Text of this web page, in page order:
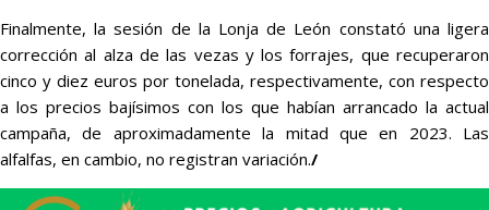
Finalmente, la sesión de la Lonja de León constató una ligera
corrección al alza de las vezas y los forrajes, que recuperaron
cinco y diez euros por tonelada, respectivamente, con respecto
a los precios bajísimos con los que habían arrancado la actual
campaña, de aproximadamente la mitad que en 2023. Las
alfalfas, en cambio, no registran variación./